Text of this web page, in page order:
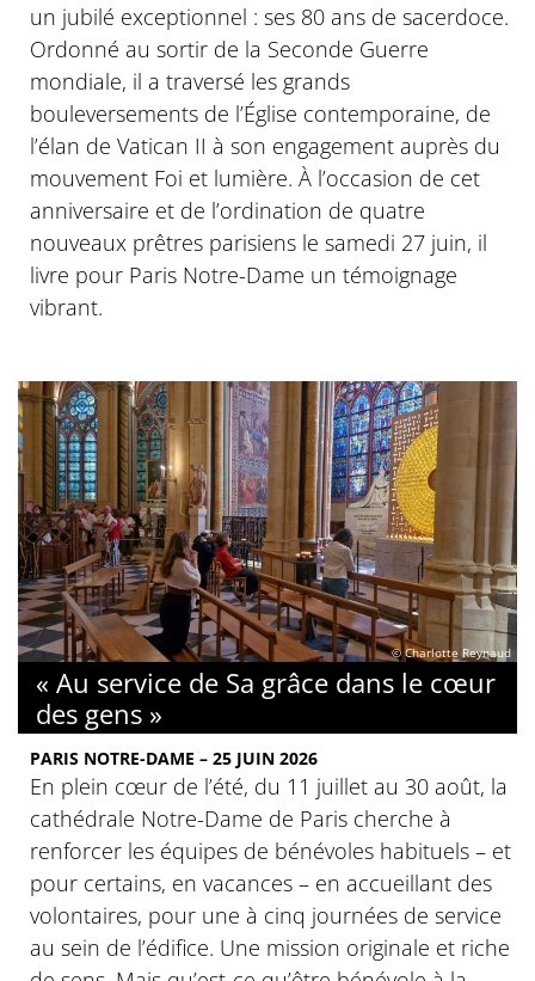
un jubilé exceptionnel : ses 80 ans de sacerdoce.
Ordonné au sortir de la Seconde Guerre
mondiale, il a traversé les grands
bouleversements de l’Église contemporaine, de
l’élan de Vatican II à son engagement auprès du
mouvement Foi et lumière. À l’occasion de cet
anniversaire et de l’ordination de quatre
nouveaux prêtres parisiens le samedi 27 juin, il
livre pour Paris Notre-Dame un témoignage
vibrant.
© Charlotte Reynaud
« Au service de Sa grâce dans le cœur
des gens »
PARIS NOTRE-DAME – 25 JUIN 2026
En plein cœur de l’été, du 11 juillet au 30 août, la
cathédrale Notre-Dame de Paris cherche à
renforcer les équipes de bénévoles habituels – et
pour certains, en vacances – en accueillant des
volontaires, pour une à cinq journées de service
au sein de l’édifice. Une mission originale et riche